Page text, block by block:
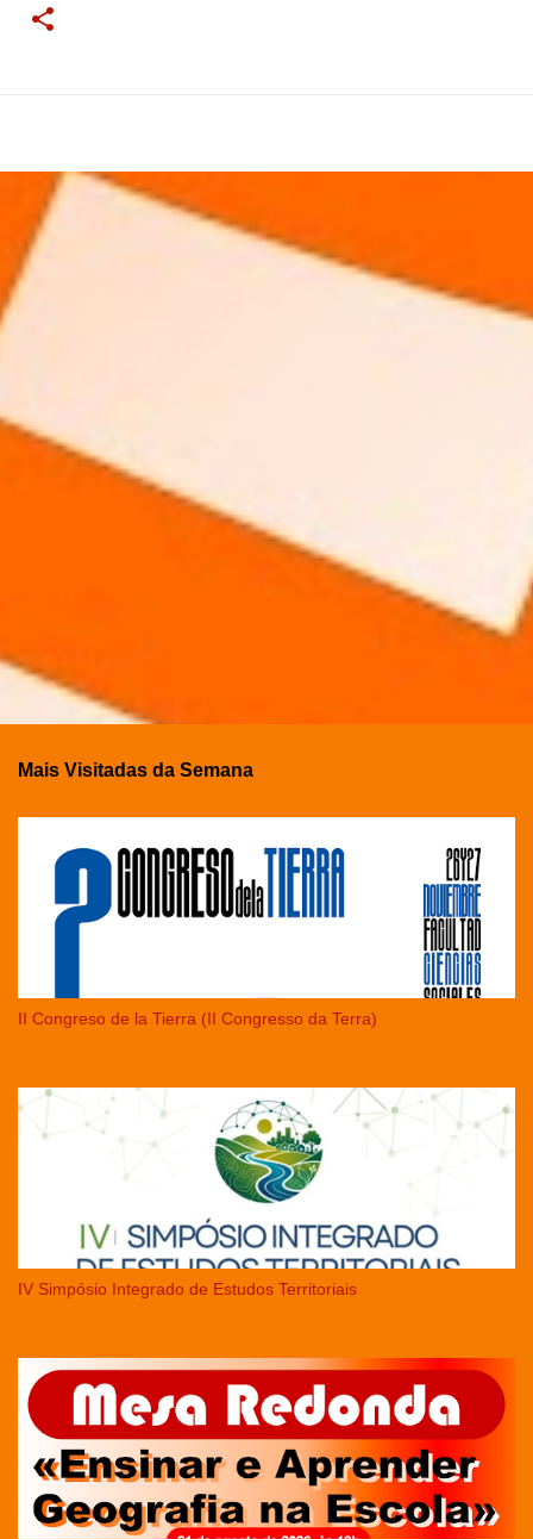
Mais Visitadas da Semana
II Congreso de la Tierra (II Congresso da Terra)
IV Simpósio Integrado de Estudos Territoriais